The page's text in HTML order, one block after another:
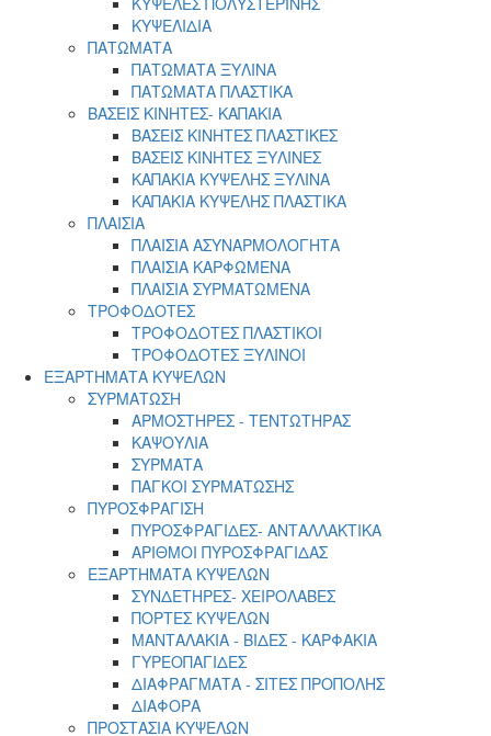
ΚΥΨΕΛΙΔΙΑ
ΠΑΤΩΜΑΤΑ
ΠΑΤΩΜΑΤΑ ΞΥΛΙΝΑ
ΠΑΤΩΜΑΤΑ ΠΛΑΣΤΙΚΑ
ΒΑΣΕΙΣ ΚΙΝΗΤΕΣ- ΚΑΠΑΚΙΑ
ΒΑΣΕΙΣ ΚΙΝΗΤΕΣ ΠΛΑΣΤΙΚΕΣ
ΒΑΣΕΙΣ ΚΙΝΗΤΕΣ ΞΥΛΙΝΕΣ
ΚΑΠΑΚΙΑ ΚΥΨΕΛΗΣ ΞΥΛΙΝΑ
ΚΑΠΑΚΙΑ ΚΥΨΕΛΗΣ ΠΛΑΣΤΙΚΑ
ΠΛΑΙΣΙΑ
ΠΛΑΙΣΙΑ ΑΣΥΝΑΡΜΟΛΟΓΗΤΑ
ΠΛΑΙΣΙΑ ΚΑΡΦΩΜΕΝΑ
ΠΛΑΙΣΙΑ ΣΥΡΜΑΤΩΜΕΝΑ
ΤΡΟΦΟΔΟΤΕΣ
ΤΡΟΦΟΔΟΤΕΣ ΠΛΑΣΤΙΚΟΙ
ΤΡΟΦΟΔΟΤΕΣ ΞΥΛΙΝΟΙ
ΕΞΑΡΤΗΜΑΤΑ ΚΥΨΕΛΩΝ
ΣΥΡΜΑΤΩΣΗ
ΑΡΜΟΣΤΗΡΕΣ - ΤΕΝΤΩΤΗΡΑΣ
ΚΑΨΟΥΛΙΑ
ΣΥΡΜΑΤΑ
ΠΑΓΚΟΙ ΣΥΡΜΑΤΩΣΗΣ
ΠΥΡΟΣΦΡΑΓΙΣΗ
ΠΥΡΟΣΦΡΑΓΙΔΕΣ- ΑΝΤΑΛΛΑΚΤΙΚΑ
ΑΡΙΘΜΟΙ ΠΥΡΟΣΦΡΑΓΙΔΑΣ
ΕΞΑΡΤΗΜΑΤΑ ΚΥΨΕΛΩΝ
ΣΥΝΔΕΤΗΡΕΣ- ΧΕΙΡΟΛΑΒΕΣ
ΠΟΡΤΕΣ ΚΥΨΕΛΩΝ
ΜΑΝΤΑΛΑΚΙΑ - ΒΙΔΕΣ - ΚΑΡΦΑΚΙΑ
ΓΥΡΕΟΠΑΓΙΔΕΣ
ΔΙΑΦΡΑΓΜΑΤΑ - ΣΙΤΕΣ ΠΡΟΠΟΛΗΣ
ΔΙΑΦΟΡΑ
ΠΡΟΣΤΑΣΙΑ ΚΥΨΕΛΩΝ